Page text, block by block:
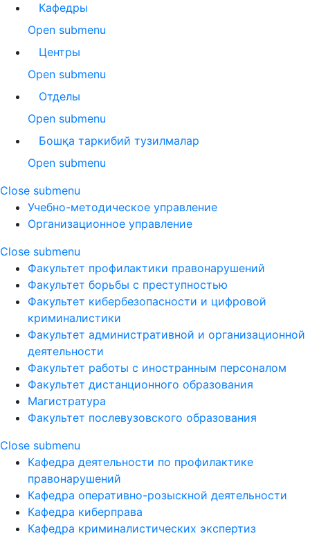
Кафедры
Open submenu
Центры
Open submenu
Отделы
Open submenu
Бошқа таркибий тузилмалар
Open submenu
Close submenu
Учебно-методическое управление
Организационное управление
Close submenu
Факультет профилактики правонарушений
Факультет борьбы с преступностью
Факультет кибербезопасности и цифровой
криминалистики
Факультет административной и организационной
деятельности
Факультет работы с иностранным персоналом
Факультет дистанционного образования
Магистратура
Факультет послевузовского образования
Close submenu
Кафедра деятельности по профилактике
правонарушений
Кафедра оперативно-розыскной деятельности
Кафедра киберправа
Кафедра криминалистических экспертиз